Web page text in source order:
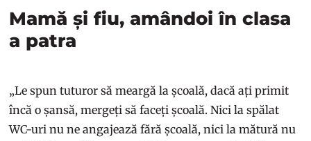
Mamă și fiu, amândoi în clasa
a patra
„Le spun tuturor să meargă la școală, dacă ați primit
încă o șansă, mergeți să faceți școală. Nici la spălat
WC-uri nu ne angajează fără școală, nici la mătură nu